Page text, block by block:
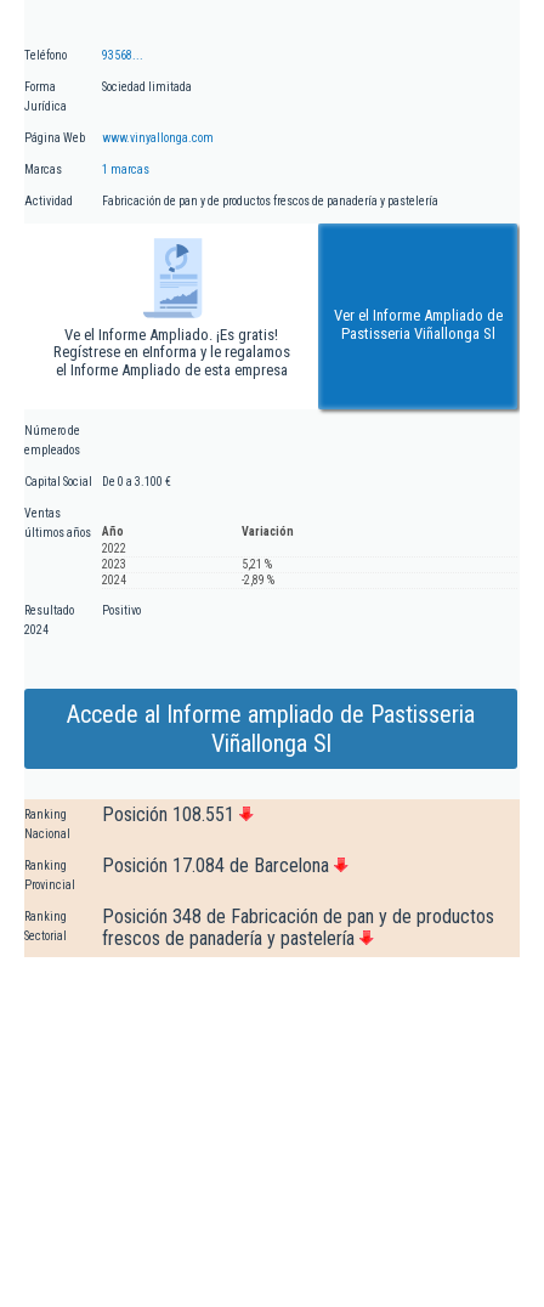
Teléfono 93568...
Forma
Jurídica
Sociedad limitada
Página Web www.vinyallonga.com
Marcas 1 marcas
Actividad Fabricación de pan y de productos frescos de panadería y pastelería
Ve el Informe Ampliado. ¡Es gratis!
Regístrese en eInforma y le regalamos
el Informe Ampliado de esta empresa
Ver el Informe Ampliado de
Pastisseria Viñallonga Sl
Número de
empleados
Capital Social De 0 a 3.100 €
Ventas
últimos años
Año
Variación
2022
2023
5,21 %
2024
-2,89 %
Resultado
2024
Positivo
Accede al Informe ampliado de Pastisseria
Viñallonga Sl
Ranking
Nacional
Posición 108.551
Ranking
Provincial
Posición 17.084 de Barcelona
Ranking
Sectorial
Posición 348 de Fabricación de pan y de productos
frescos de panadería y pastelería